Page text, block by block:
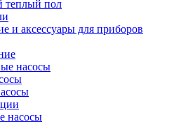
теплый пол
и аксессуары для приборов
насосы
насосы